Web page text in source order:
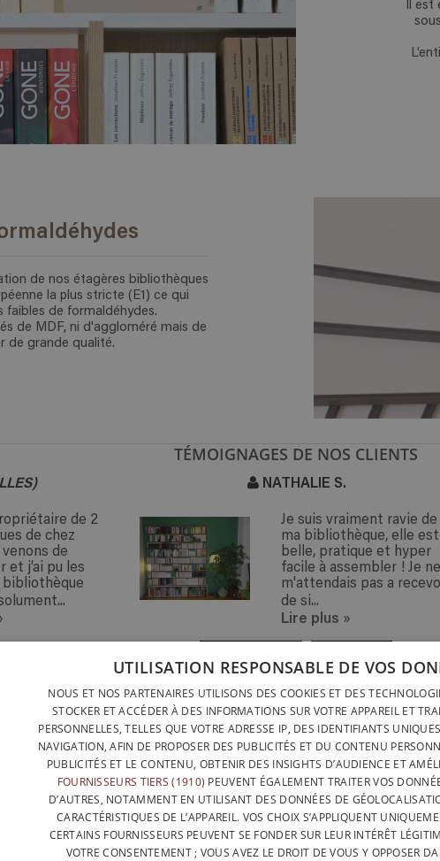
Il est
de nos étagères bibliothèques
la plus stricte (E1) ce qui
faibles de formaldéhydes.
de MDF, ni d'aggloméré mais de
de grande qualité.
TÉMOIGNAGES DE NOS CLIENTS
de 2
chez
de
pu les
NATHALIE S.
Je suis vraiment ravie de
ma bibliothèque, elle est
belle, pratique et hyper
facile à assembler ! Je ne
m'attendais pas a recevoir
de si...
Lire plus »
INSTALLATION RAPIDE &
SANS OUTILS
LIVRAISON
LIVRAISON
BELGIQUE
BELGATONNERRE SPRL/BVBA
BELGIQUE
+32 470 96 35 81
DESIGNÉ ET
CONTACTEZ-
CONDITIONS
UTILISATION RESPONSABLE DE VOS
NOUS ET NOS PARTENAIRES UTILISONS DES COOKIES ET DES
STOCKER ET ACCÉDER À DES INFORMATIONS SUR VOTRE APPAREIL ET
PERSONNELLES, TELLES QUE VOTRE ADRESSE IP, DES IDENTIFIANTS
NAVIGATION, AFIN DE PROPOSER DES PUBLICITÉS ET DU CONTENU
PUBLICITÉS ET LE CONTENU, OBTENIR DES INSIGHTS D’AUDIENCE ET
FOURNISSEURS TIERS (1910) PEUVENT ÉGALEMENT TRAITER VOS
D’AUTRES, NOTAMMENT EN UTILISANT DES DONNÉES DE
CARACTÉRISTIQUES DE L’APPAREIL. VOS CHOIX S’APPLIQUENT
CERTAINS FOURNISSEURS PEUVENT SE FONDER SUR LEUR INTÉRÊT
VOTRE CONSENTEMENT ; VOUS AVEZ LE DROIT DE VOUS Y OPPOSER